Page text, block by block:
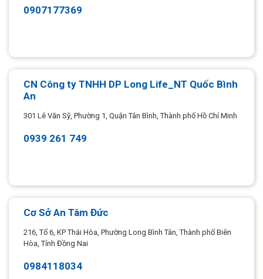
0907177369
CN Công ty TNHH DP Long Life_NT Quốc Bình
An
301 Lê Văn Sỹ, Phường 1, Quận Tân Bình, Thành phố Hồ Chí Minh
0939 261 749
Cơ Sở An Tâm Đức
216, Tổ 6, KP Thái Hòa, Phường Long Bình Tân, Thành phố Biên
Hòa, Tỉnh Đồng Nai
0984118034